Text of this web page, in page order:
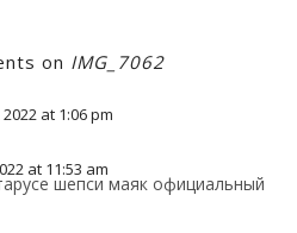
on IMG_7062
at 1:06 pm
at 11:53 am
шепси маяк официальный